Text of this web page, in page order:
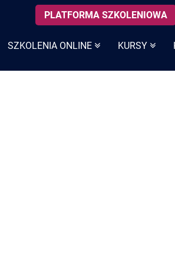
SZKOLENIA ONLINE KURSY
PLATFORMA SZKOLENIOWA